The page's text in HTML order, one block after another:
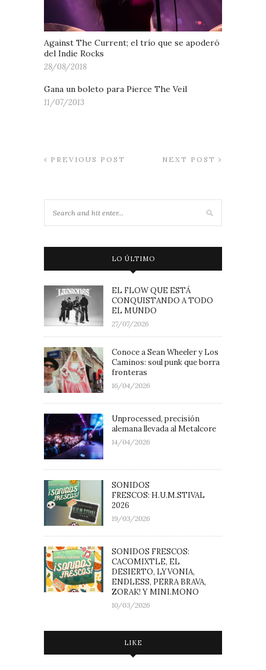
Against The Current; el trío que se apoderó
del Indie Rocks
28/08/2018
Gana un boleto para Pierce The Veil
11/07/2013
PREVIOUS POST NEXT POST
LO ÚLTIMO
EL FLOW QUE ESTÁ
CONQUISTANDO A TODO
EL MUNDO
27/07/2026
Conoce a Sean Wheeler y Los
Caminos: soul punk que borra
fronteras
16/04/2026
Unprocessed, precisión
alemana llevada al Metalcore
14/04/2026
SONIDOS
FRESCOS: H.U.M.STIVAL
2026
19/03/2026
SONIDOS FRESCOS:
CACOMIXTLE, EL
DESIERTO, LYVONIA,
ENDLESS, PERRA BRAVA,
ZORAK! Y MINI.MONO
10/03/2026
LIKE